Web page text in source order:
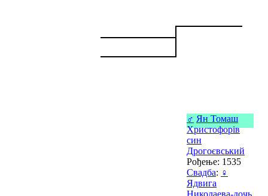
♂ Ян Томаш
Христофорів
син
Дрогоєвський
Рођење: 1535
Свадба: ♀
Ядвига
Николаева-дочь